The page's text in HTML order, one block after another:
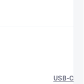
USB-C